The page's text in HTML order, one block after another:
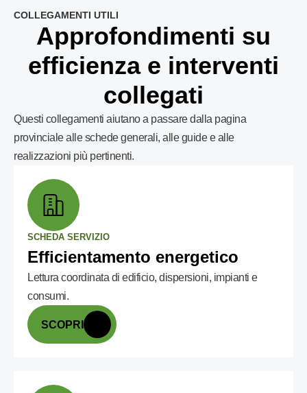
COLLEGAMENTI UTILI
Approfondimenti su
efficienza e interventi
collegati
Questi collegamenti aiutano a passare dalla pagina
provinciale alle schede generali, alle guide e alle
realizzazioni più pertinenti.
SCHEDA SERVIZIO
Efficientamento energetico
Lettura coordinata di edificio, dispersioni, impianti e
consumi.
SCOPRI